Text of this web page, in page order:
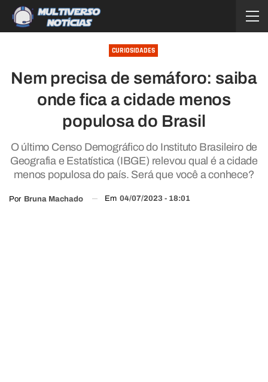
CURIOSIDADES
Nem precisa de semáforo: saiba
onde fica a cidade menos
populosa do Brasil
O último Censo Demográfico do Instituto Brasileiro de
Geografia e Estatística (IBGE) relevou qual é a cidade
menos populosa do país. Será que você a conhece?
Por Bruna Machado Em 04/07/2023 - 18:01